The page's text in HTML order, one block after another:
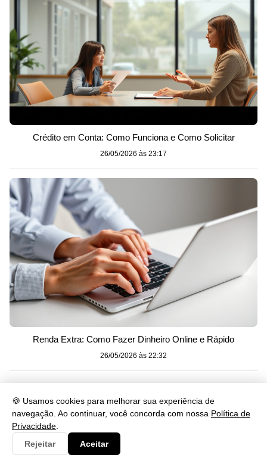
🍪 Usamos cookies para melhorar sua experiência de
navegação. Ao continuar, você concorda com nossa Política de
Privacidade
Rejeitar
Aceitar
Crédito em Conta: Como Funciona e Como Solicitar
26/05/2026 às 23:17
Renda Extra: Como Fazer Dinheiro Online e Rápido
26/05/2026 às 22:32